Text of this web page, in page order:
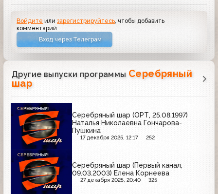
Войдите илизарегистрируйтесь , чтобы добавить
комментарий
Вход через Телеграм
Другие выпуски программы Серебряный
шар
Серебряный шар (ОРТ, 25.08.1997)
Наталья Николаевна Гончарова-
Пушкина
17 декабря 2025, 12:17 252
Серебряный шар (Первый канал,
09.03.2003) Елена Корнеева
27 декабря 2025, 20:40 325